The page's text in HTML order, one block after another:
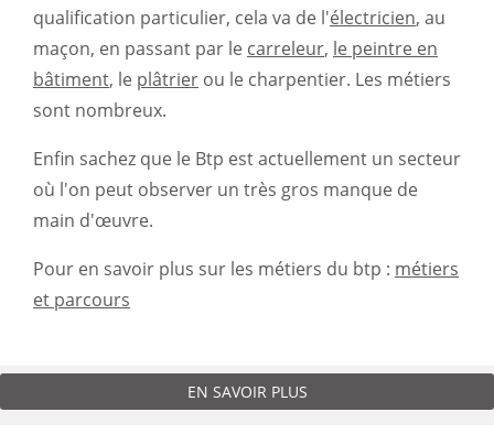
qualification particulier, cela va de l'électricien, au
maçon, en passant par le carreleur, le peintre en
bâtiment, le plâtrier ou le charpentier. Les métiers
sont nombreux.
Enfin sachez que le Btp est actuellement un secteur
où l'on peut observer un très gros manque de
main d'œuvre.
Pour en savoir plus sur les métiers du btp : métiers
et parcours
EN SAVOIR PLUS